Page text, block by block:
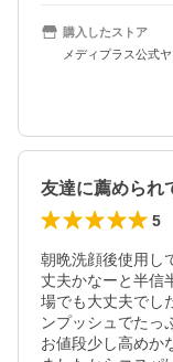
購入したストア
メディプラス公式
友達に薦められ
5
朝晩洗顔後使用し
丈夫かなーと半信
場でも大丈夫でし
ンプッシュでたっ
お値段少し高めか